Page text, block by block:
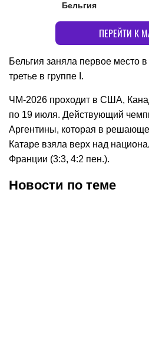
Бельгия
ПЕРЕЙТИ К
Бельгия заняла первое место
третье в группе I.
ЧМ-2026 проходит в США,
по 19 июля. Действующий
Аргентины, которая в
Катаре взяла верх над
Франции (3:3, 4:2 пен.).
Новости по теме